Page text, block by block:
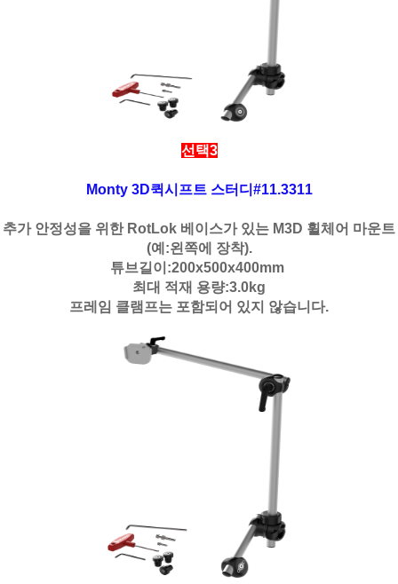
선택3
Monty 3D퀵시프트 스터디#11.3311
추가 안정성을 위한 RotLok 베이스가 있는 M3D 휠체어 마운트
(예:왼쪽에 장착).
튜브길이:200x500x400mm
최대 적재 용량:3.0kg
프레임 클램프는 포함되어 있지 않습니다.